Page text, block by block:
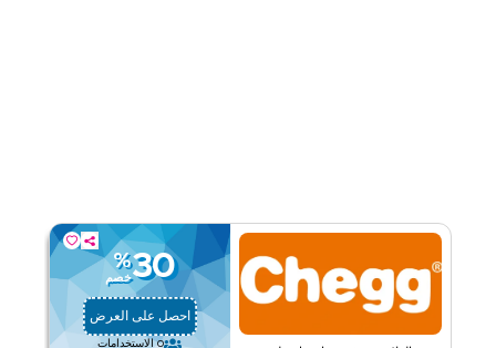
30
%
خصم
احصل على العرض
0 الاستخدامات